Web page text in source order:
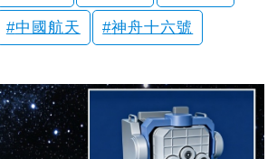
中國航天 神舟十六號